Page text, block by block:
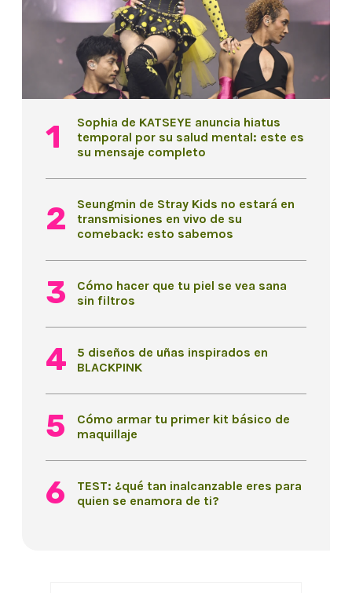
Sophia de KATSEYE anuncia hiatus
temporal por su salud mental: este es
su mensaje completo
Seungmin de Stray Kids no estará en
transmisiones en vivo de su
comeback: esto sabemos
Cómo hacer que tu piel se vea sana
sin filtros
5 diseños de uñas inspirados en
BLACKPINK
Cómo armar tu primer kit básico de
maquillaje
TEST: ¿qué tan inalcanzable eres para
quien se enamora de ti?